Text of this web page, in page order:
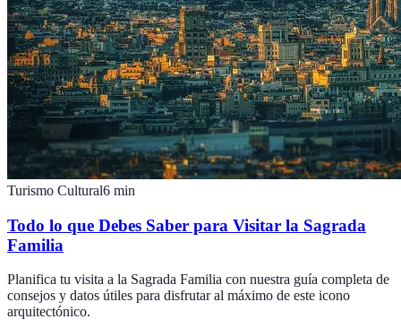
Turismo Cultural6 min
Todo lo que Debes Saber para Visitar la Sagrada
Familia
Planifica tu visita a la Sagrada Familia con nuestra guía completa de
consejos y datos útiles para disfrutar al máximo de este icono
arquitectónico.